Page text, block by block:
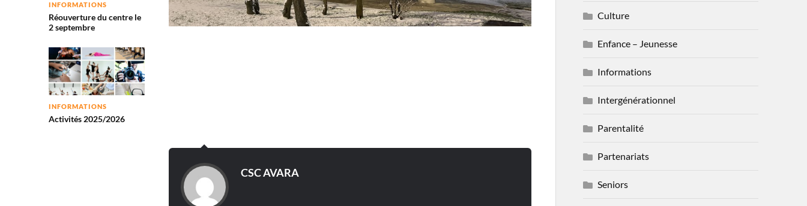
INFORMATIONS
Réouverture du centre le
2 septembre
INFORMATIONS
Activités 2025/2026
CSC AVARA
Culture
Enfance – Jeunesse
Informations
Intergénérationnel
Parentalité
Partenariats
Seniors